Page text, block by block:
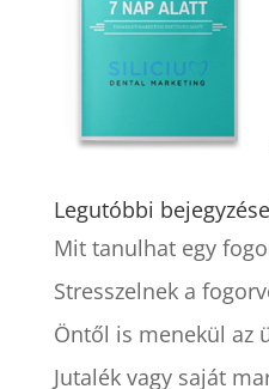
Legutóbbi
Mit tanulhat egy
Stresszelnek a
Öntől is menekül az
Jutalék vagy saját